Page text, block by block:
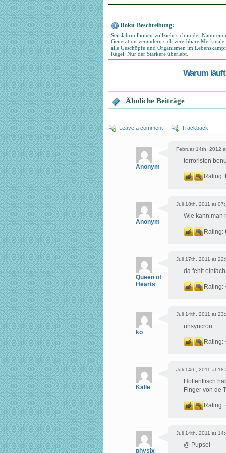
Doku-Beschreibung:
Seit Jahrmillionen vollzieht sich in der Natur ein
Generation verändern sich vererbbare
alle Geschöpfe und Organismen im
Regel: Nur der Stärkere überlebt.
Warum
Ähnliche Beiträge
Leave a comment Trackback
Anonym
Februar 14th, 2012
terroristen
Rating:
Anonym
Juli 18th, 2011 at
Wie kann man
Rating:
Queen of
Hearts
Juli 17th, 2011 at
da fehlt
Rating:
ko
Juli 14th, 2011 at
unsyncron
Rating:
Kalle
Juli 14th, 2011 at
Hoffentlisch
Finger von de
Rating:
physix
Juli 14th, 2011 at
@ Pupsel